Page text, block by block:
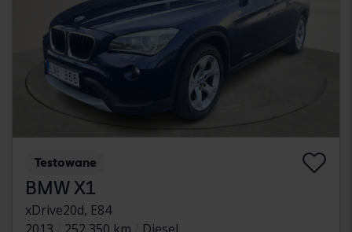
Testowane
BMW X1
xDrive20d, E84